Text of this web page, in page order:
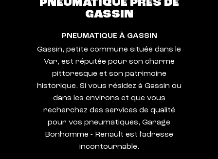
GASSIN
PNEUMATIQUE À GASSIN
Gassin, petite commune située dans le
Var, est réputée pour son charme
pittoresque et son patrimoine
historique. Si vous résidez à Gassin ou
dans les environs et que vous
recherchez des services de qualité
pour vos pneumatiques, Garage
Bonhomme - Renault est l'adresse
incontournable.